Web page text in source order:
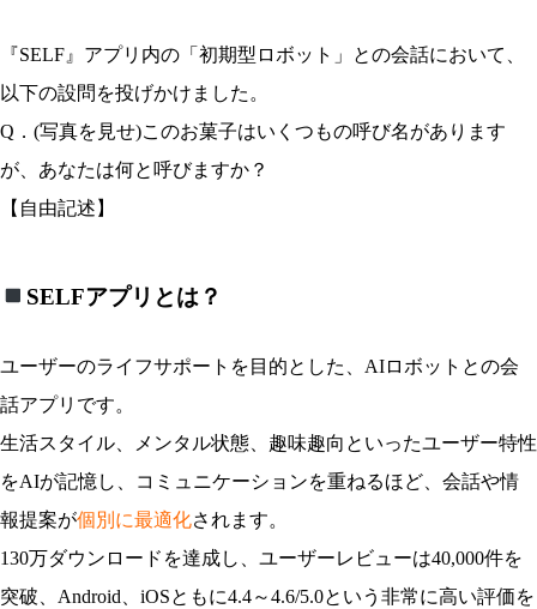
『SELF』アプリ内の「初期型ロボット」との会話において、
以下の設問を投げかけました。
Q．(写真を見せ)このお菓子はいくつもの呼び名があります
が、あなたは何と呼びますか？
【自由記述】
SELFアプリとは？
ユーザーのライフサポートを目的とした、AIロボットとの会
話アプリです。
生活スタイル、メンタル状態、趣味趣向といったユーザー特性
をAIが記憶し、コミュニケーションを重ねるほど、会話や情
報提案が個別に最適化されます。
130万ダウンロードを達成し、ユーザーレビューは40,000件を
突破、Android、iOSともに4.4～4.6/5.0という非常に高い評価を